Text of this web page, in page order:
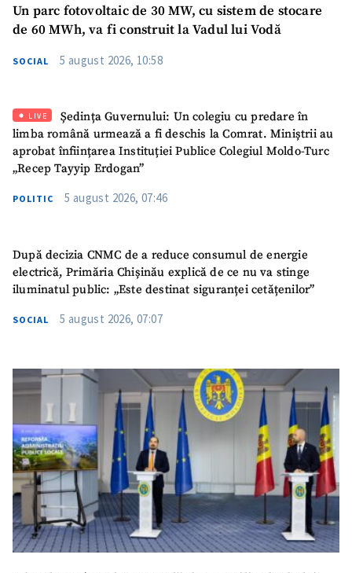
SUSȚINE
Un parc fotovoltaic de 30 MW, cu sistem de stocare
de 60 MWh, va fi construit la Vadul lui Vodă
SOCIAL 5 august 2026, 10:58
LIVE
Ședința Guvernului: Un colegiu cu predare în
limba română urmează a fi deschis la Comrat. Miniștrii au
aprobat înființarea Instituției Publice Colegiul Moldo-Turc
„Recep Tayyip Erdogan”
POLITIC 5 august 2026, 07:46
După decizia CNMC de a reduce consumul de energie
electrică, Primăria Chișinău explică de ce nu va stinge
iluminatul public: „Este destinat siguranței cetățenilor”
SOCIAL 5 august 2026, 07:07
Mesajul știrei
+ Mesajul știrei
CONTACT SURSĂ
Nume+ Numele meu
Email+ Emailul meu
Am citit și sunt de
acord cupolitica de
confidențialitate